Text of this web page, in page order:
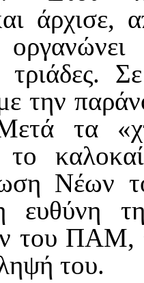
άρχισε,
την
τα
το
Νέων
ευθύνη
του ΠΑΜ,
του.